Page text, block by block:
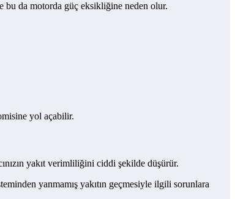
bu da motorda güç eksikliğine neden olur.
yol açabilir.
yakıt verimliliğini ciddi şekilde düşürür.
yanmamış yakıtın geçmesiyle ilgili sorunlara